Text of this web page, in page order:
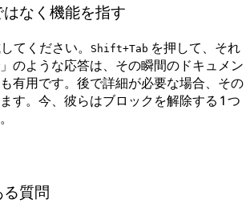
はなく機能を指す
てください。 Shift+Tab を押して、それ
のような応答は、その瞬間のドキュメン
有用です。後で詳細が必要な場合、その
す。今、彼らはブロックを解除する 1 つ
質問